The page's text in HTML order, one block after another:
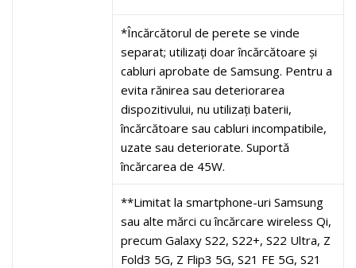
*Încărcătorul de perete se vinde
separat; utilizați doar încărcătoare și
cabluri aprobate de Samsung. Pentru a
evita rănirea sau deteriorarea
dispozitivului, nu utilizați baterii,
încărcătoare sau cabluri incompatibile,
uzate sau deteriorate. Suportă
încărcarea de 45W.
**Limitat la smartphone-uri Samsung
sau alte mărci cu încărcare wireless Qi,
precum Galaxy S22, S22+, S22 Ultra, Z
Fold3 5G, Z Flip3 5G, S21 FE 5G, S21